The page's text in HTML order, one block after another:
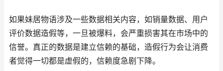
如果妹居物语涉及一些数据相关内容，如销量数据、用户
评价数据造假等，一旦被爆料，会严重损害其在市场中的
信誉。真正的数据是建立信赖的基础，造假行为会让消费
者觉得一切都是虚假的，信赖度急剧下降。